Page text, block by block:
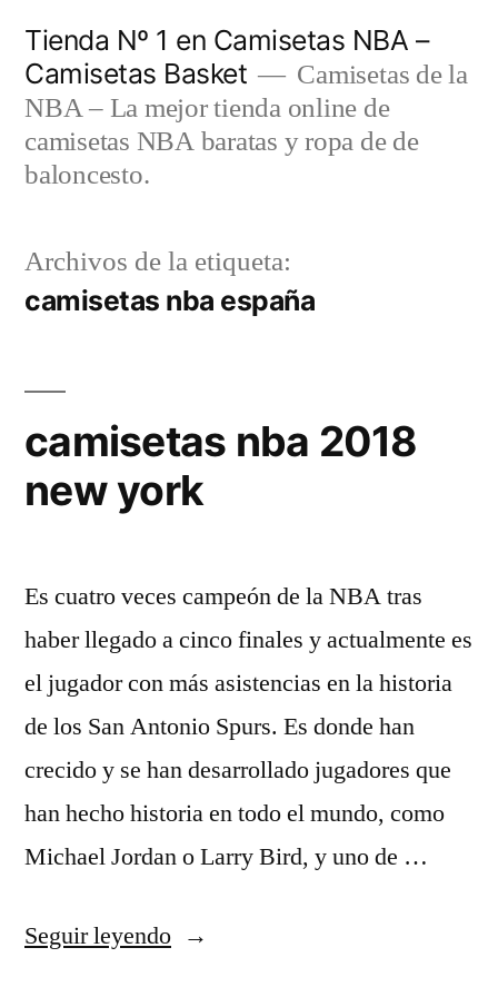
contenido
Tienda Nº 1 en Camisetas NBA –
Camisetas Basket
Camisetas de la
NBA – La mejor tienda online de
camisetas NBA baratas y ropa de de
baloncesto.
Archivos de la etiqueta:
camisetas nba españa
camisetas nba 2018
new york
Es cuatro veces campeón de la NBA tras
haber llegado a cinco finales y actualmente es
el jugador con más asistencias en la historia
de los San Antonio Spurs. Es donde han
crecido y se han desarrollado jugadores que
han hecho historia en todo el mundo, como
Michael Jordan o Larry Bird, y uno de …
Seguir leyendo«camisetas